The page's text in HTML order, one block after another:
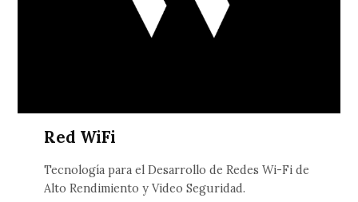
Red WiFi
Tecnología para el Desarrollo de Redes Wi-Fi de
Alto Rendimiento y Video Seguridad.